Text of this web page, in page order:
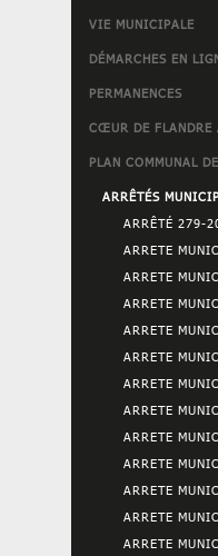
VIE MUNICIPALE
DÉMARCHES EN
PERMANENCES
CŒUR DE FLANDRE
PLAN COMMUNAL
ARRÊTÉS
ARRÊTÉ 279-
ARRETE
ARRETE
ARRETE
ARRETE
ARRETE
ARRETE
ARRETE
ARRETE
ARRETE
ARRETE
ARRETE
ARRETE